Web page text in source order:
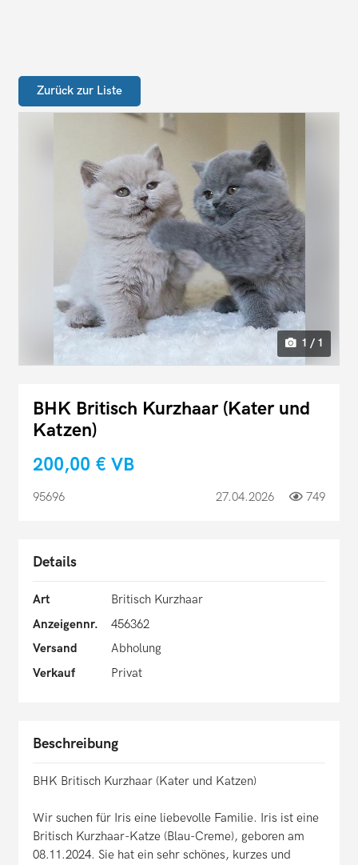
Zurück zur Liste
1 / 1
BHK Britisch Kurzhaar (Kater und
Katzen)
200,00 € VB
95696 27.04.2026 749
Details
Art
Britisch Kurzhaar
Anzeigennr.
456362
Versand
Abholung
Verkauf
Privat
Beschreibung
BHK Britisch Kurzhaar (Kater und Katzen)
Wir suchen für Iris eine liebevolle Familie. Iris ist eine
Britisch Kurzhaar-Katze (Blau-Creme), geboren am
08.11.2024. Sie hat ein sehr schönes, kurzes und